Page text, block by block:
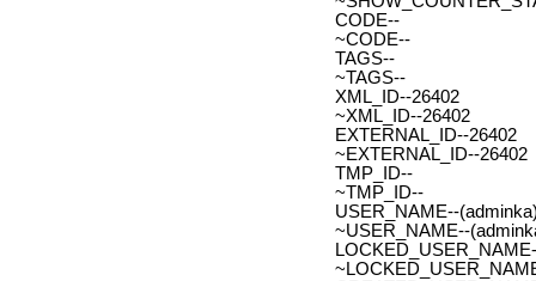
CODE--
~CODE--
TAGS--
~TAGS--
XML_ID--26402
~XML_ID--26402
EXTERNAL_ID--26402
~EXTERNAL_ID--26402
TMP_ID--
~TMP_ID--
USER_NAME--
~USER_NAME--